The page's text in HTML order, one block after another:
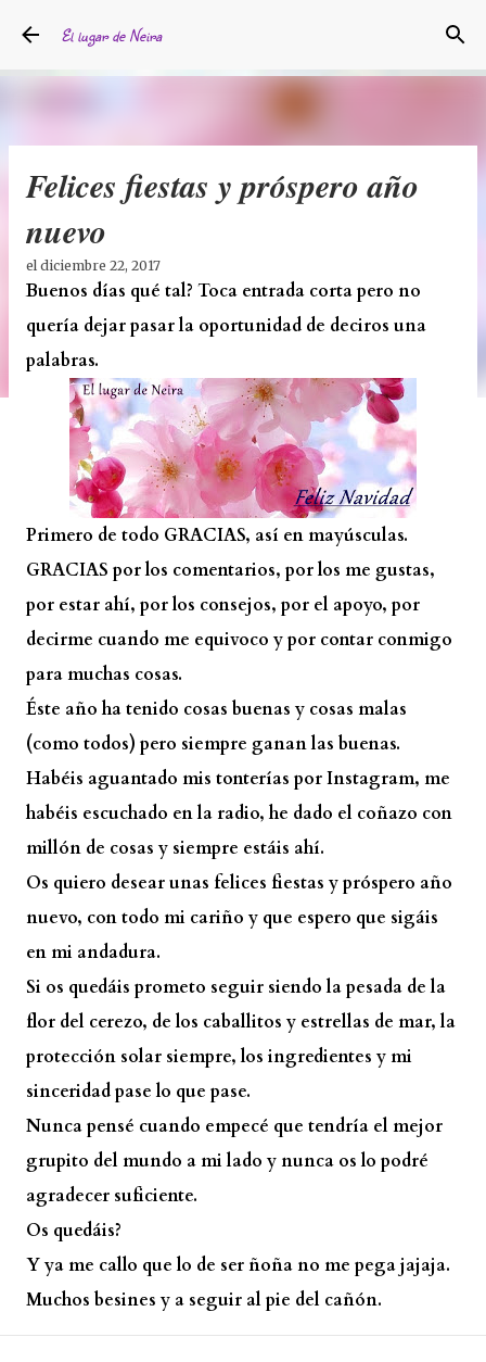
El lugar de Neira
Felices fiestas y próspero año
nuevo
el diciembre 22, 2017
Buenos días qué tal? Toca entrada corta pero no
quería dejar pasar la oportunidad de deciros una
palabras.
Primero de todo GRACIAS, así en mayúsculas.
GRACIAS por los comentarios, por los me gustas,
por estar ahí, por los consejos, por el apoyo, por
decirme cuando me equivoco y por contar conmigo
para muchas cosas.
Éste año ha tenido cosas buenas y cosas malas
(como todos) pero siempre ganan las buenas.
Habéis aguantado mis tonterías por Instagram, me
habéis escuchado en la radio, he dado el coñazo con
millón de cosas y siempre estáis ahí.
Os quiero desear unas felices fiestas y próspero año
nuevo, con todo mi cariño y que espero que sigáis
en mi andadura.
Si os quedáis prometo seguir siendo la pesada de la
flor del cerezo, de los caballitos y estrellas de mar, la
protección solar siempre, los ingredientes y mi
sinceridad pase lo que pase.
Nunca pensé cuando empecé que tendría el mejor
grupito del mundo a mi lado y nunca os lo podré
agradecer suficiente.
Os quedáis?
Y ya me callo que lo de ser ñoña no me pega jajaja.
Muchos besines y a seguir al pie del cañón.